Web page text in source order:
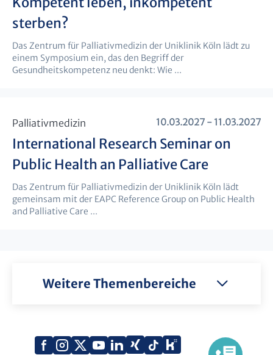
sterben?
Das Zentrum für Palliativmedizin der Uniklinik Köln lädt zu
einem Symposium ein, das den Begriff der
Gesundheitskompetenz neu denkt: Wie ...
10.03.2027 - 11.03.2027
Palliativmedizin
International Research Seminar on
Public Health an Palliative Care
Das Zentrum für Palliativmedizin der Uniklinik Köln lädt
gemeinsam mit der EAPC Reference Group on Public Health
and Palliative Care ...
Weitere Themenbereiche
Facebook
Instagram
X
YouTube
LinkedIn
Xing TiktokKununu